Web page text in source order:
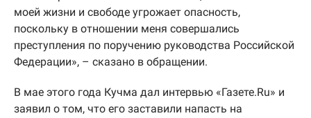
моей жизни и свободе угрожает опасность,
поскольку в отношении меня совершались
преступления по поручению руководства Российской
Федерации», – сказано в обращении.
В мае этого года Кучма дал интервью «Газете.Ru» и
заявил о том, что его заставили напасть на